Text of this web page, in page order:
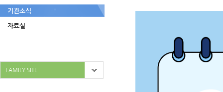
기관소식
자료실
FAMILY SITE